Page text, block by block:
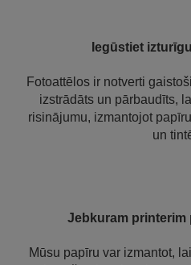
Iegūstiet
Fotoattēlos ir notverti
izstrādāts un pārbaudīts,
risinājumu, izmantojot
un
Jebkuram printerim
Mūsu papīru var izmantot,